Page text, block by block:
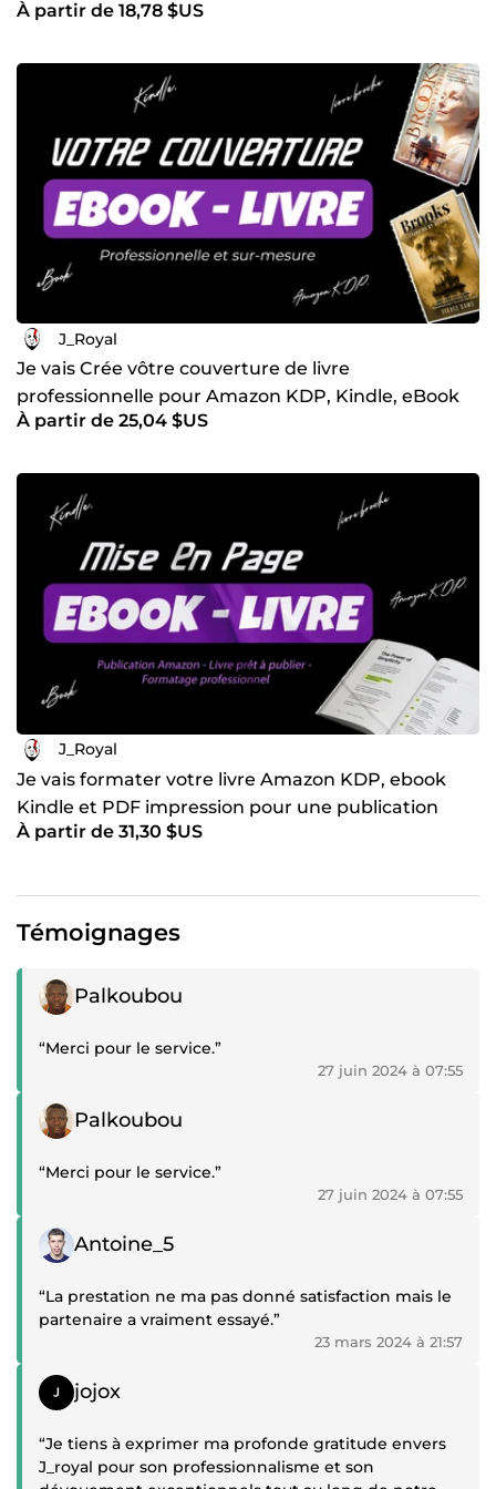
À partir de 18,78 $US
J_Royal
Je vais Crée vôtre couverture de livre
professionnelle pour Amazon KDP, Kindle, eBook
et livre broché
À partir de 25,04 $US
J_Royal
Je vais formater votre livre Amazon KDP, ebook
Kindle et PDF impression pour une publication
professionnelle
À partir de 31,30 $US
Témoignages
Témoignage positif
Palkoubou
“Merci pour le service.”
27 juin 2024 à 07:55
Témoignage positif
Palkoubou
“Merci pour le service.”
27 juin 2024 à 07:55
Témoignage positif
Antoine_5
“La prestation ne ma pas donné satisfaction mais le
partenaire a vraiment essayé.”
23 mars 2024 à 21:57
Témoignage positif
jojox
“Je tiens à exprimer ma profonde gratitude envers
J_royal pour son professionnalisme et son